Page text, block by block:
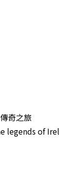
奇之旅
legends of